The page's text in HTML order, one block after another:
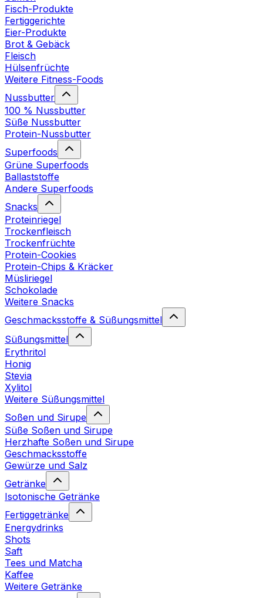
Fisch-Produkte
Fertiggerichte
Eier-Produkte
Brot & Gebäck
Fleisch
Hülsenfrüchte
Weitere Fitness-Foods
Nussbutter
100 % Nussbutter
Süße Nussbutter
Protein-Nussbutter
Superfoods
Grüne Superfoods
Ballaststoffe
Andere Superfoods
Snacks
Proteinriegel
Trockenfleisch
Trockenfrüchte
Protein-Cookies
Protein-Chips & Kräcker
Müsliriegel
Schokolade
Weitere Snacks
Geschmacksstoffe & Süßungsmittel
Süßungsmittel
Erythritol
Honig
Stevia
Xylitol
Weitere Süßungsmittel
Soßen und Sirupe
Süße Soßen und Sirupe
Herzhafte Soßen und Sirupe
Geschmacksstoffe
Gewürze und Salz
Getränke
Isotonische Getränke
Fertiggetränke
Energydrinks
Shots
Saft
Tees und Matcha
Kaffee
Weitere Getränke